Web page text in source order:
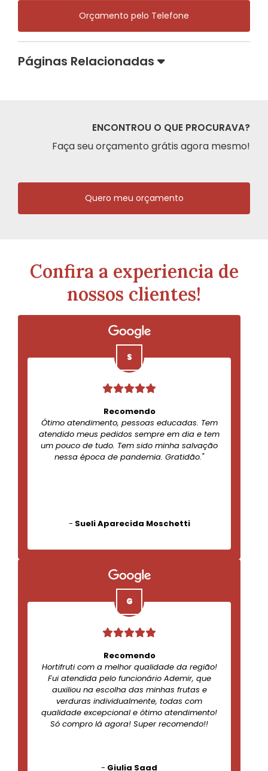
Orçamento pelo Telefone
Páginas Relacionadas
ENCONTROU O QUE PROCURAVA?
Faça seu orçamento grátis agora mesmo!
Quero meu orçamento
Confira a experiencia de
nossos clientes!
Recomendo
Ótimo atendimento, pessoas educadas. Tem
atendido meus pedidos sempre em dia e tem
um pouco de tudo. Tem sido minha salvação
nessa época de pandemia. Gratidão."
- Sueli Aparecida Moschetti
Recomendo
Hortifruti com a melhor qualidade da região!
Fui atendida pelo funcionário Ademir, que
auxiliou na escolha das minhas frutas e
verduras individualmente, todas com
qualidade excepcional e ótimo atendimento!
Só compro lá agora! Super recomendo!!
- Giulia Saad